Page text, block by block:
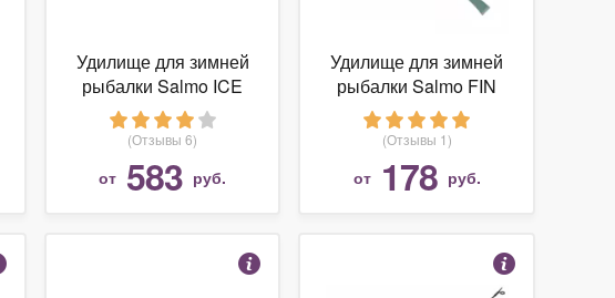
Удилище для зимней
рыбалки Salmo ICE
TELEROD PLUS 50
(416-12)
(Отзывы 6)
от 583 руб.
Удилище для зимней
рыбалки Salmo FIN
(422-02)
(Отзывы 1)
от 178 руб.